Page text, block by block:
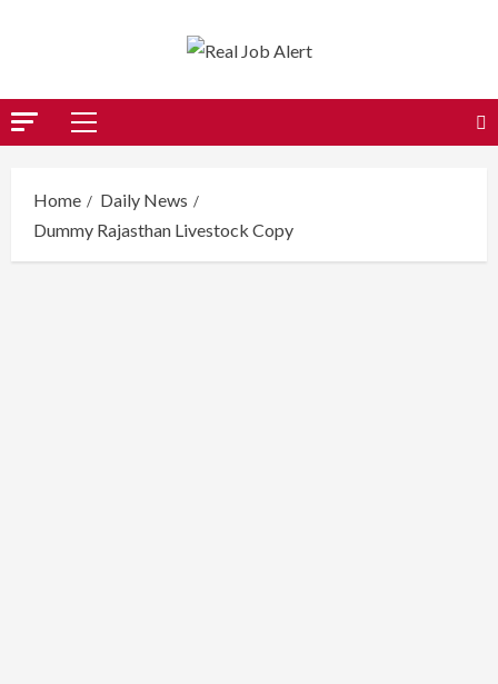
Primary
Home
Daily News
Dummy Rajasthan Livestock Copy